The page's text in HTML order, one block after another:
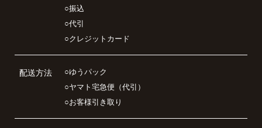
○振込
○代引
○クレジットカード
配送方法
○ゆうパック
○ヤマト宅急便（代引）
○お客様引き取り